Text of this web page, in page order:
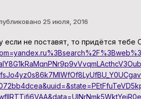
25 июля, 2016
если не поставят, то придётся тебе